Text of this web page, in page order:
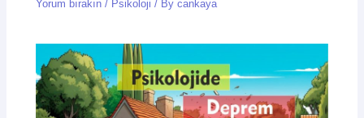
Yorum bırakın / Psikoloji / Bycankaya